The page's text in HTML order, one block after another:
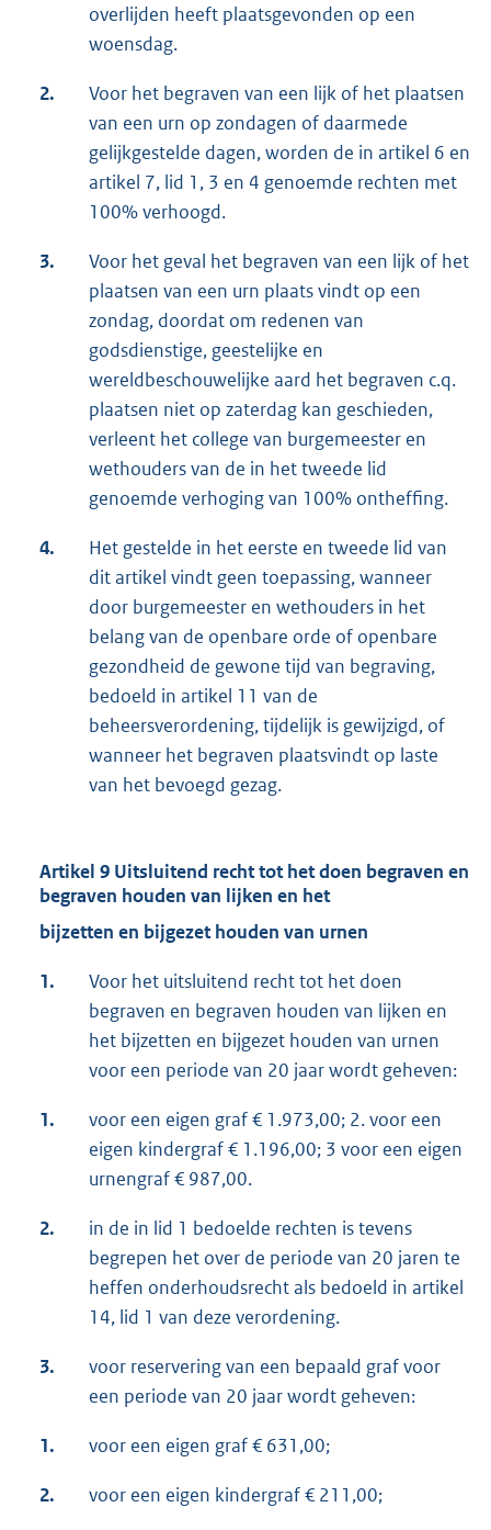
overlijden heeft plaatsgevonden op een
woensdag.
2.
Voor het begraven van een lijk of het plaatsen
van een urn op zondagen of daarmede
gelijkgestelde dagen, worden de in artikel 6 en
artikel 7, lid 1, 3 en 4 genoemde rechten met
100% verhoogd.
3.
Voor het geval het begraven van een lijk of het
plaatsen van een urn plaats vindt op een
zondag, doordat om redenen van
godsdienstige, geestelijke en
wereldbeschouwelijke aard het begraven c.q.
plaatsen niet op zaterdag kan geschieden,
verleent het college van burgemeester en
wethouders van de in het tweede lid
genoemde verhoging van 100% ontheffing.
4.
Het gestelde in het eerste en tweede lid van
dit artikel vindt geen toepassing, wanneer
door burgemeester en wethouders in het
belang van de openbare orde of openbare
gezondheid de gewone tijd van begraving,
bedoeld in artikel 11 van de
beheersverordening, tijdelijk is gewijzigd, of
wanneer het begraven plaatsvindt op laste
van het bevoegd gezag.
Artikel 9 Uitsluitend recht tot het doen begraven en
begraven houden van lijken en het
bijzetten en bijgezet houden van urnen
1.
Voor het uitsluitend recht tot het doen
begraven en begraven houden van lijken en
het bijzetten en bijgezet houden van urnen
voor een periode van 20 jaar wordt geheven:
1.
voor een eigen graf € 1.973,00; 2. voor een
eigen kindergraf € 1.196,00; 3 voor een eigen
urnengraf € 987,00.
2.
in de in lid 1 bedoelde rechten is tevens
begrepen het over de periode van 20 jaren te
heffen onderhoudsrecht als bedoeld in artikel
14, lid 1 van deze verordening.
3.
voor reservering van een bepaald graf voor
een periode van 20 jaar wordt geheven:
1. voor een eigen graf € 631,00;
2. voor een eigen kindergraf € 211,00;